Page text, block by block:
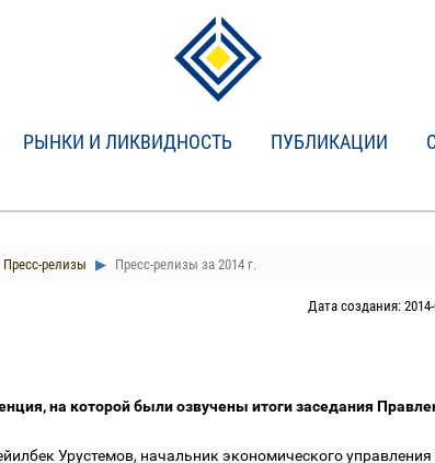
РЫНКИ И ЛИКВИДНОСТЬ ПУБЛИКАЦИИ
Пресс-релизы Пресс-релизы за 2014 г.
Дата создания: 2014-
на которой были озвучены итоги заседания
Урустемов, начальник экономического